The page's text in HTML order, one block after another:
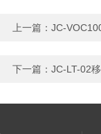
上一篇： JC-
下一篇： JC-LT-02